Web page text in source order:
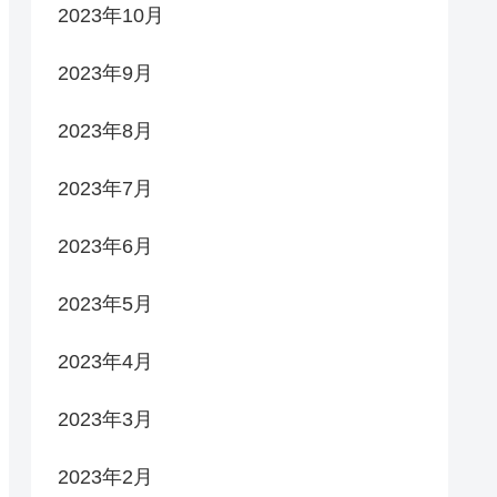
2023年10月
2023年9月
2023年8月
2023年7月
2023年6月
2023年5月
2023年4月
2023年3月
2023年2月